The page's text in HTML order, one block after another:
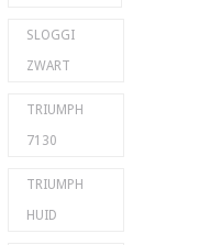
SLOGGI
ZWART
TRIUMPH
7130
TRIUMPH
HUID